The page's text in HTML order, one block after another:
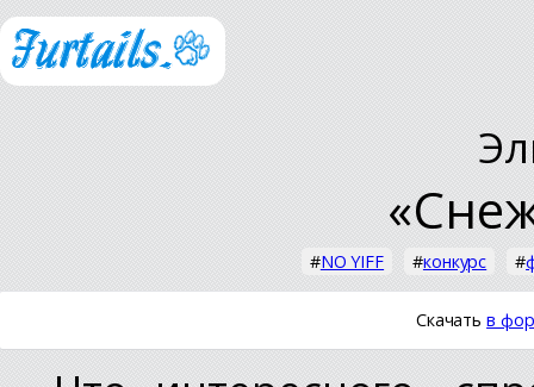
#NO YIFF #конкурс #
Скачатьв